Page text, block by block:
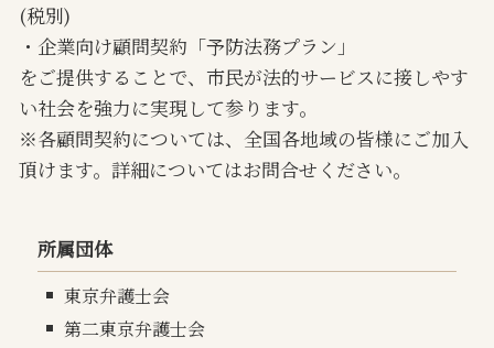
(税別)
・企業向け顧問契約「予防法務プラン」
をご提供することで、市民が法的サービスに接しやす
い社会を強力に実現して参ります。
※各顧問契約については、全国各地域の皆様にご加入
頂けます。詳細についてはお問合せください。
所属団体
東京弁護士会
第二東京弁護士会